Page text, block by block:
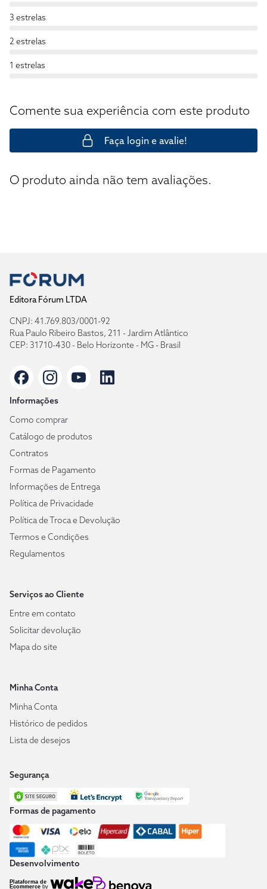
3 estrelas
2 estrelas
1 estrelas
Comente sua experiência com este produto
Faça login e avalie!
O produto ainda não tem avaliações.
Editora Fórum LTDA
CNPJ: 41.769.803/0001-92
Rua Paulo Ribeiro Bastos, 211 - Jardim Atlântico
CEP: 31710-430 - Belo Horizonte - MG - Brasil
Informações
Como comprar
Catálogo de produtos
Contratos
Formas de Pagamento
Informações de Entrega
Política de Privacidade
Política de Troca e Devolução
Termos e Condições
Regulamentos
Serviços ao Cliente
Entre em contato
Solicitar devolução
Mapa do site
Minha Conta
Minha Conta
Histórico de pedidos
Lista de desejos
Segurança
Formas de pagamento
Desenvolvimento